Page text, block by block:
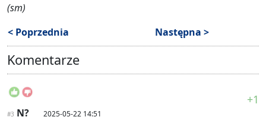
(sm)
< Poprzednia
Następna >
Komentarze
+1
#3 N?
2025-05-22 14:51